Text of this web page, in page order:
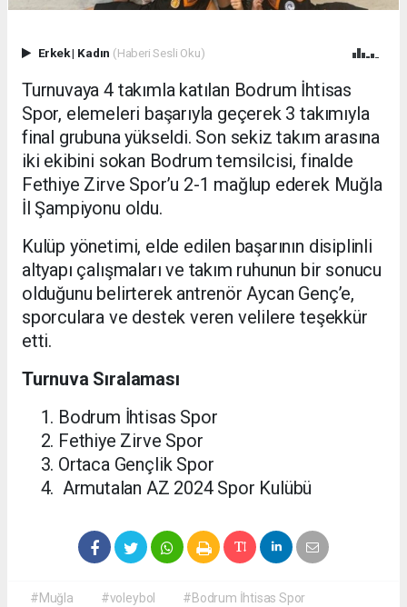
Erkek| Kadın (Haberi Sesli Oku)
Turnuvaya 4 takımla katılan Bodrum İhtisas
Spor, elemeleri başarıyla geçerek 3 takımıyla
final grubuna yükseldi. Son sekiz takım arasına
iki ekibini sokan Bodrum temsilcisi, finalde
Fethiye Zirve Spor’u 2-1 mağlup ederek Muğla
İl Şampiyonu oldu.
Kulüp yönetimi, elde edilen başarının disiplinli
altyapı çalışmaları ve takım ruhunun bir sonucu
olduğunu belirterek antrenör Aycan Genç’e,
sporculara ve destek veren velilere teşekkür
etti.
Turnuva Sıralaması
Bodrum İhtisas Spor
Fethiye Zirve Spor
Ortaca Gençlik Spor
Armutalan AZ 2024 Spor Kulübü
#Muğla #voleybol #Bodrum İhtisas Spor